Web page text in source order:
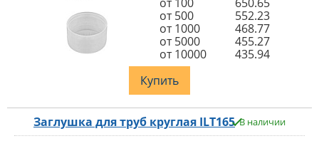
от 500
552.23
от 1000
468.77
от 5000
455.27
от 10000
435.94
Купить
Заглушка для труб круглая ILT165 В наличии